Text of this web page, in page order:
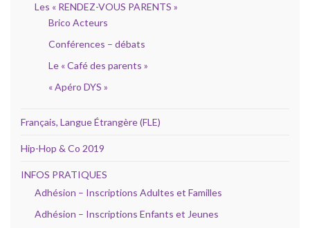
Les « RENDEZ-VOUS PARENTS »
Brico Acteurs
Conférences – débats
Le « Café des parents »
« Apéro DYS »
Français, Langue Étrangère (FLE)
Hip-Hop & Co 2019
INFOS PRATIQUES
Adhésion – Inscriptions Adultes et Familles
Adhésion – Inscriptions Enfants et Jeunes